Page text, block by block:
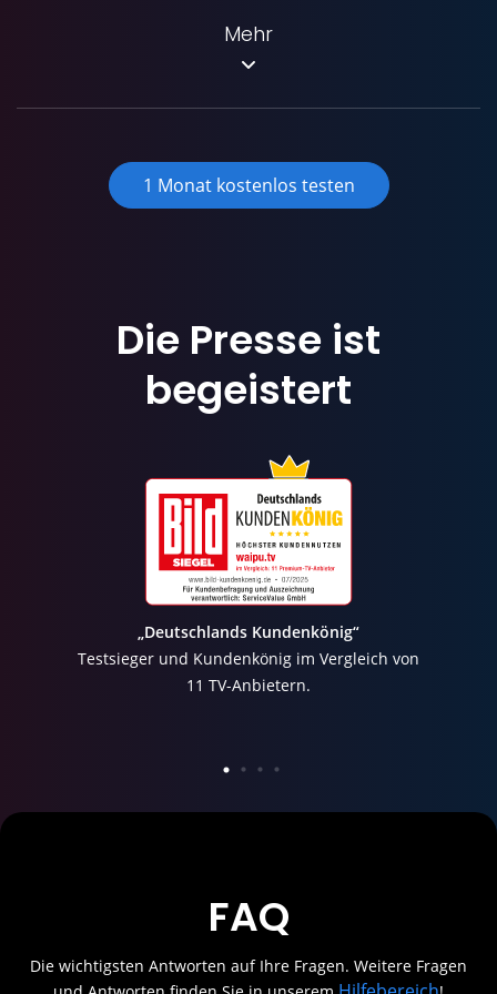
Mehr
1 Monat kostenlos testen
Die Presse ist
begeistert
„Deutschlands Kundenkönig“
Testsieger und Kundenkönig im Vergleich von
11 TV-Anbietern.
FAQ
Die wichtigsten Antworten auf Ihre Fragen. Weitere Fragen